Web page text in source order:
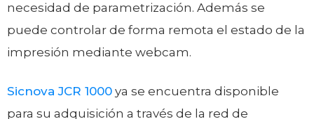
necesidad de parametrización. Además se
puede controlar de forma remota el estado de la
impresión mediante webcam.
Sicnova JCR 1000 ya se encuentra disponible
para su adquisición a través de la red de